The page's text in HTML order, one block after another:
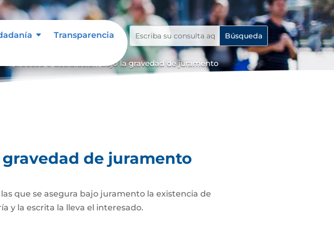
Transparencia
proceso o declaración bajo la gravedad de juramento
de juramento
que se asegura bajo juramento la existencia de
y la escrita la lleva el interesado.